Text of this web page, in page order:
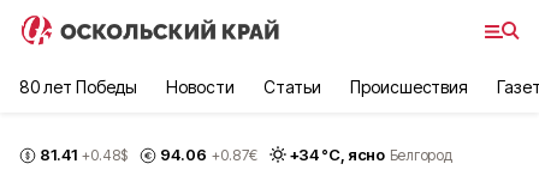
80 лет Победы Новости Статьи Происшествия
81.41 +0.48$ 94.06 +0.87€ +34°С, ясно Белгород